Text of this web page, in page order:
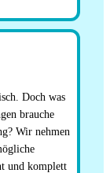
Doch was
brauche
Wir nehmen
und komplett